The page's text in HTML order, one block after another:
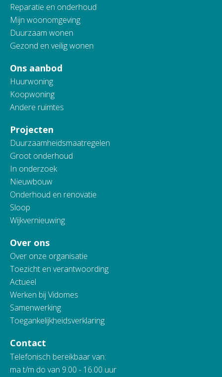
Reparatie en onderhoud
Mijn woonomgeving
Duurzaam wonen
Gezond en veilig wonen
Ons aanbod
Huurwoning
Koopwoning
Andere ruimtes
Projecten
Duurzaamheidsmaatregelen
Groot onderhoud
In onderzoek
Nieuwbouw
Onderhoud en renovatie
Sloop
Wijkvernieuwing
Over ons
Over onze organisatie
Toezicht en verantwoording
Actueel
Werken bij Vidomes
Samenwerking
Toegankelijkheidsverklaring
Contact
Telefonisch bereikbaar van:
ma t/m do van 9.00 - 16.00 uur